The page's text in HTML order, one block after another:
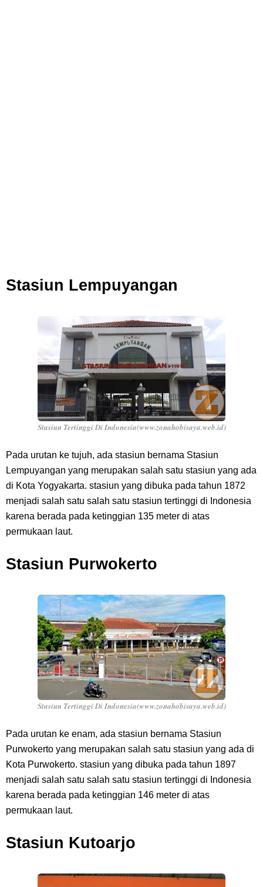
Stasiun Lempuyangan
Stasiun Tertinggi Di Indonesia(www.zonahobisaya.web.id)
Pada urutan ke tujuh, ada stasiun bernama Stasiun
Lempuyangan yang merupakan salah satu stasiun yang ada
di Kota Yogyakarta. stasiun yang dibuka pada tahun 1872
menjadi salah satu salah satu stasiun tertinggi di Indonesia
karena berada pada ketinggian 135 meter di atas
permukaan laut.
Stasiun Purwokerto
Stasiun Tertinggi Di Indonesia(www.zonahobisaya.web.id)
Pada urutan ke enam, ada stasiun bernama Stasiun
Purwokerto yang merupakan salah satu stasiun yang ada di
Kota Purwokerto. stasiun yang dibuka pada tahun 1897
menjadi salah satu salah satu stasiun tertinggi di Indonesia
karena berada pada ketinggian 146 meter di atas
permukaan laut.
Stasiun Kutoarjo